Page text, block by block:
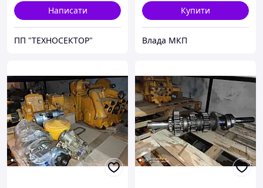
Написати
ПП "ТЕХНОСЕКТОР"
Купити
Влада МКП